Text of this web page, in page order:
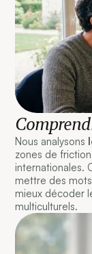
Nous analysons
zones de
internationales.
mettre des
mieux décoder
multiculturels.